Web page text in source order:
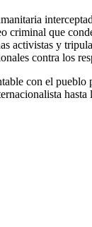
criminal que
activistas y
contra los
con el